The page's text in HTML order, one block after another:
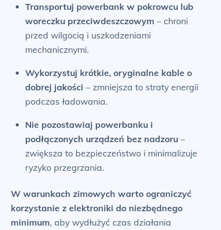
Transportuj powerbank w pokrowcu lub
woreczku przeciwdeszczowym – chroni
przed wilgocią i uszkodzeniami
mechanicznymi.
Wykorzystuj krótkie, oryginalne kable o
dobrej jakości – zmniejsza to straty energii
podczas ładowania.
Nie pozostawiaj powerbanku i
podłączonych urządzeń bez nadzoru–
zwiększa to bezpieczeństwo i minimalizuje
ryzyko przegrzania.
W warunkach zimowych warto ograniczyć
korzystanie z elektroniki do niezbędnego
minimum, aby wydłużyć czas działania